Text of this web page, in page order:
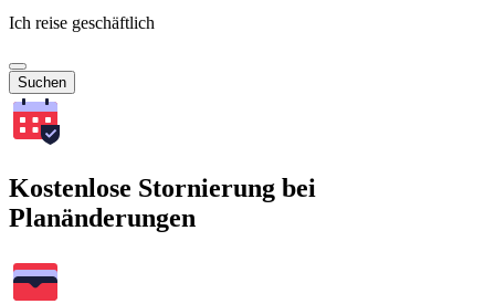
Ich reise geschäftlich
Suchen
Kostenlose Stornierung bei
Planänderungen